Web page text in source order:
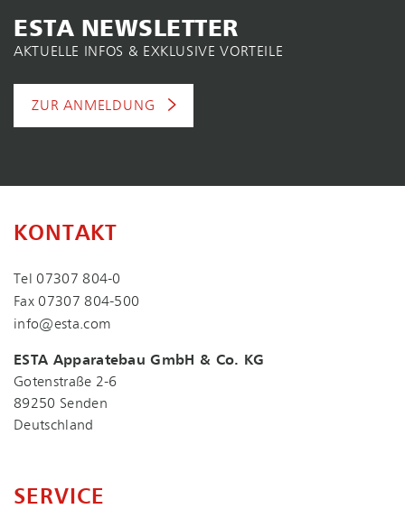
ESTA NEWSLETTER
AKTUELLE INFOS & EXKLUSIVE VORTEILE
ZUR ANMELDUNG
KONTAKT
Tel 07307 804-0
Fax 07307 804-500
info@esta.com
ESTA Apparatebau GmbH & Co. KG
Gotenstraße 2-6
89250 Senden
Deutschland
SERVICE